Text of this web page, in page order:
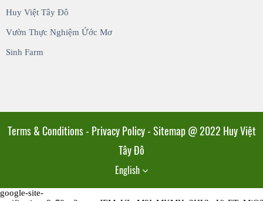
Huy Việt Tây Đô
Vườn Thực Nghiệm Ứớc Mơ
Sinh Farm
Terms & Conditions - Privacy Policy - Sitemap @ 2022 Huy Việt
Tây Đô
English
google-site-